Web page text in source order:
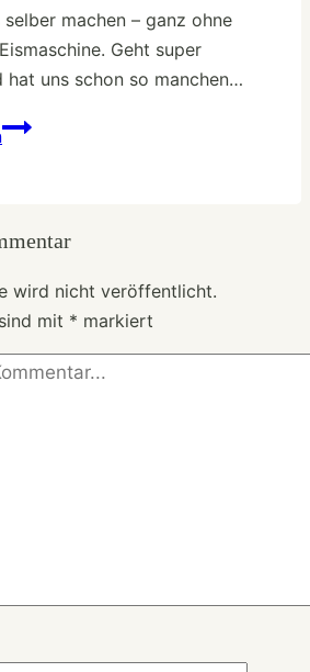
selber machen – ganz ohne
Geht super
hat uns schon so manchen…
Bananeneis
reife
verwerten
wird nicht veröffentlicht.
mit * markiert